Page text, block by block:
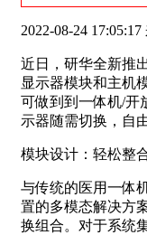
2022-08-24
近日，研华全新推
显示器模块和主机
可做到到一体机/开
示器随需切换，自
模块设计：轻松整
与传统的医用一体
置的多模态解决方
换组合。对于系统